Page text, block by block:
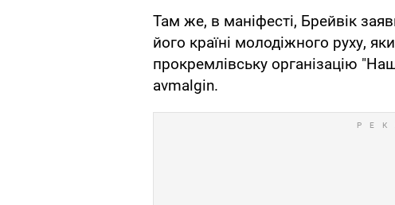
Там же, в маніфесті, Брейвік
його країні молодіжного руху,
прокремлівську організацію
avmalgin.